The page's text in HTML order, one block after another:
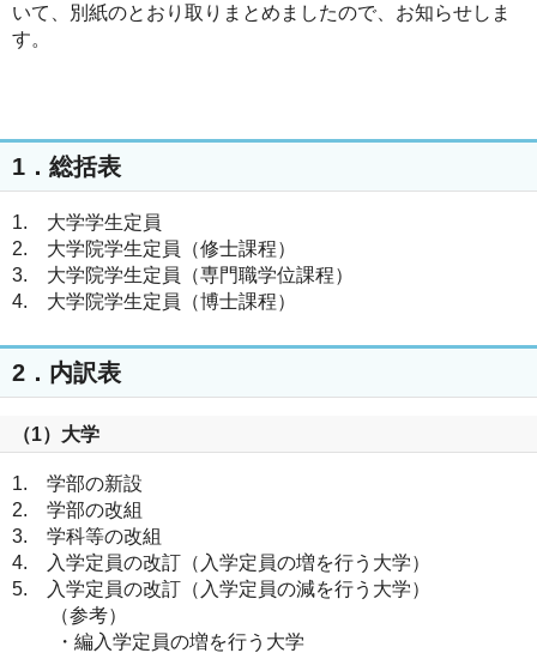
いて、別紙のとおり取りまとめましたので、お知らせしま
す。
1．総括表
1. 大学学生定員
2. 大学院学生定員（修士課程）
3. 大学院学生定員（専門職学位課程）
4. 大学院学生定員（博士課程）
2．内訳表
（1）大学
1. 学部の新設
2. 学部の改組
3. 学科等の改組
4. 入学定員の改訂（入学定員の増を行う大学）
5. 入学定員の改訂（入学定員の減を行う大学）
（参考）
・編入学定員の増を行う大学